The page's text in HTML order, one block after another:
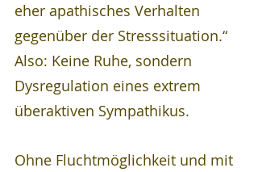
eher apathisches Verhalten
gegenüber der Stresssituation.“
Also: Keine Ruhe, sondern
Dysregulation eines extrem
überaktiven Sympathikus.
Ohne Fluchtmöglichkeit und mit